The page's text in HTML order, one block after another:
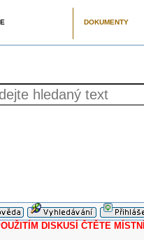
DOKUMENTY
DISKUSÍ ČTĚTE MÍSTNÍ